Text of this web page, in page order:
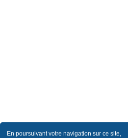
En poursuivant votre navigation sur ce site,